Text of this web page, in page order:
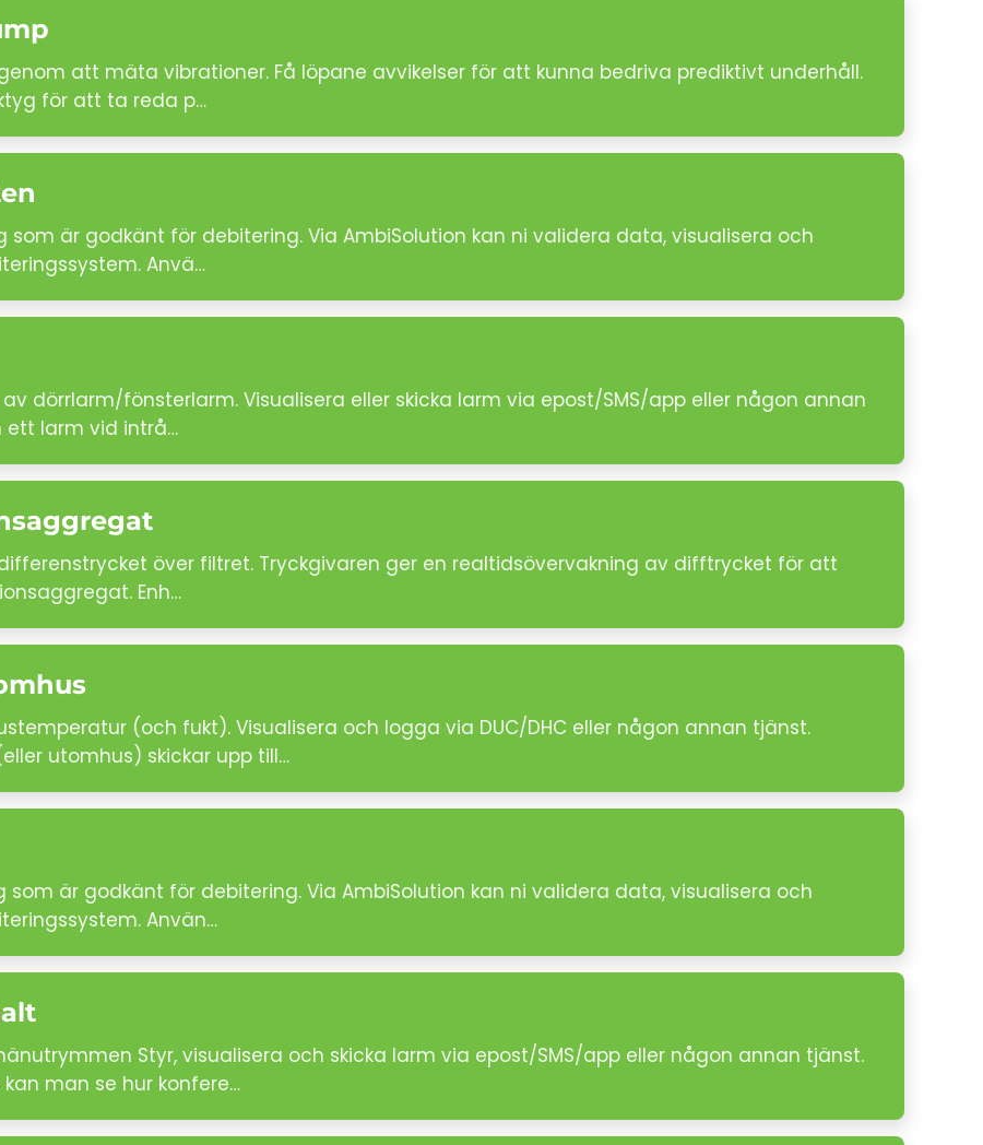
att mäta vibrationer. Få löpane avvikelser för att kunna bedriva prediktivt underhåll.
för att ta reda p…
är godkänt för debitering. Via AmbiSolution kan ni validera data, visualisera och
Anvä…
dörrlarm/fönsterlarm. Visualisera eller skicka larm via epost/SMS/app eller någon annan
ett larm vid intrå…
över filtret. Tryckgivaren ger en realtidsövervakning av difftrycket för att
Enh…
(och fukt). Visualisera och logga via DUC/DHC eller någon annan tjänst.
utomhus) skickar upp till…
är godkänt för debitering. Via AmbiSolution kan ni validera data, visualisera och
Använ…
Styr, visualisera och skicka larm via epost/SMS/app eller någon annan tjänst.
man se hur konfere…